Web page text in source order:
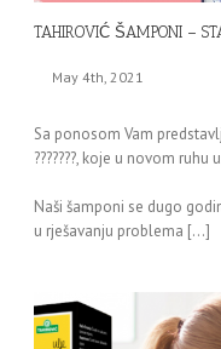
TAHIROVIĆ ŠAMPONI –
May 4th, 2021
Sa ponosom Vam
???????, koje u novom
Naši šamponi se dugo
u rješavanju problema […]